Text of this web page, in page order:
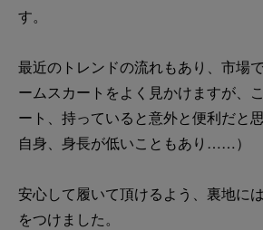
す。
最近のトレンドの流れもあり、市場
ームスカートをよく見かけますが、
ート、持っていると意外と便利だと
自身、身長が低いこともあり……）
安心して履いて頂けるよう、裏地に
をつけました。